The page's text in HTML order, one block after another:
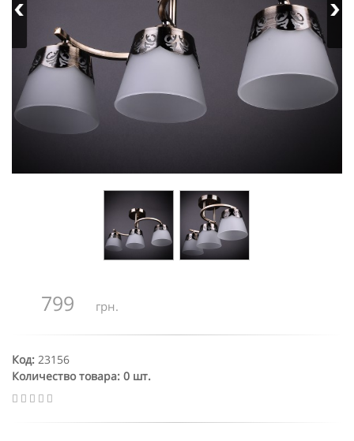
799 грн.
Код: 23156
Количество товара: 0 шт.